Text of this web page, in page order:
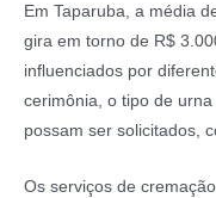
Em Taparuba, a média
gira em torno de R$
influenciados por
cerimônia, o tipo de
possam ser solicitados,
Os serviços de